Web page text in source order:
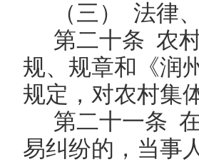
（三）
法律
第二十条 农
规、规章和《润
规定，对农村集
第二十一条
易纠纷的，当事